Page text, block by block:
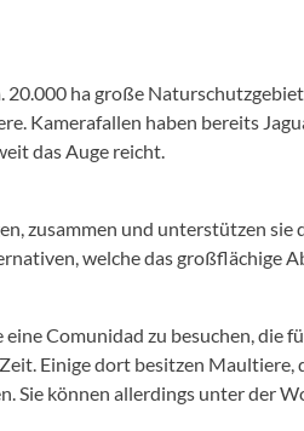
20.000 ha große
Kamerafallen haben bereits
das Auge reicht.
zusammen und unterstützen
welche das großflächige
Comunidad zu besuchen,
Einige dort besitzen
Sie können allerdings unter der